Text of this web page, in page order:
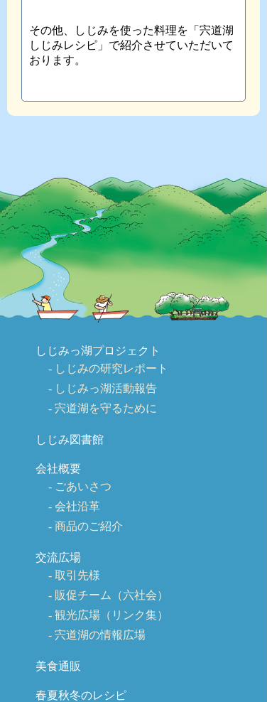
その他、しじみを使った料理を「宍道湖
しじみレシピ」で紹介させていただいて
おります。
しじみっ湖プロジェクト
しじみの研究レポート
しじみっ湖活動報告
宍道湖を守るために
しじみ図書館
会社概要
ごあいさつ
会社沿革
商品のご紹介
交流広場
取引先様
販促チーム（六社会）
観光広場（リンク集）
宍道湖の情報広場
美食通販
春夏秋冬のレシピ